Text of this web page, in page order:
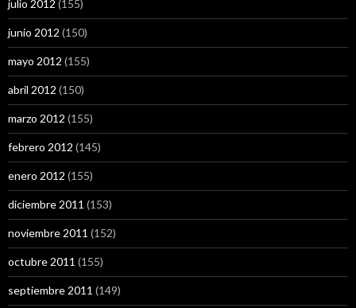
julio 2012 (155)
junio 2012 (150)
mayo 2012 (155)
abril 2012 (150)
marzo 2012 (155)
febrero 2012 (145)
enero 2012 (155)
diciembre 2011 (153)
noviembre 2011 (152)
octubre 2011 (155)
septiembre 2011 (149)